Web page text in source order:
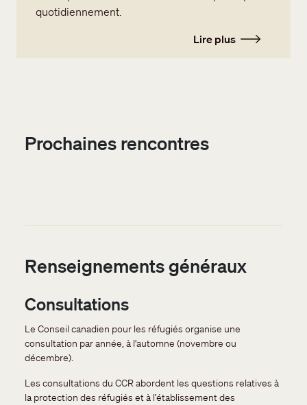
quotidiennement.
Lire plus
Prochaines rencontres
Renseignements généraux
Consultations
Le Conseil canadien pour les réfugiés organise une
consultation par année, à l'automne (novembre ou
décembre).
Les consultations du CCR abordent les questions relatives à
la protection des réfugiés et à l’établissement des